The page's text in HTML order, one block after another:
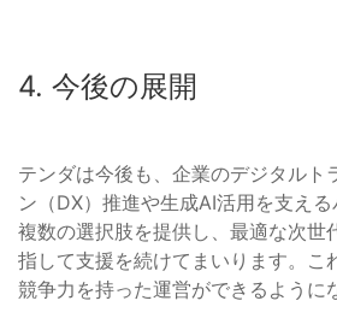
4. 今後の展開
テンダは今後も、企業のデジタルト
ン（DX）推進や生成AI活用を支える
複数の選択肢を提供し、最適な次世
指して支援を続けてまいります。こ
競争力を持った運営ができるように